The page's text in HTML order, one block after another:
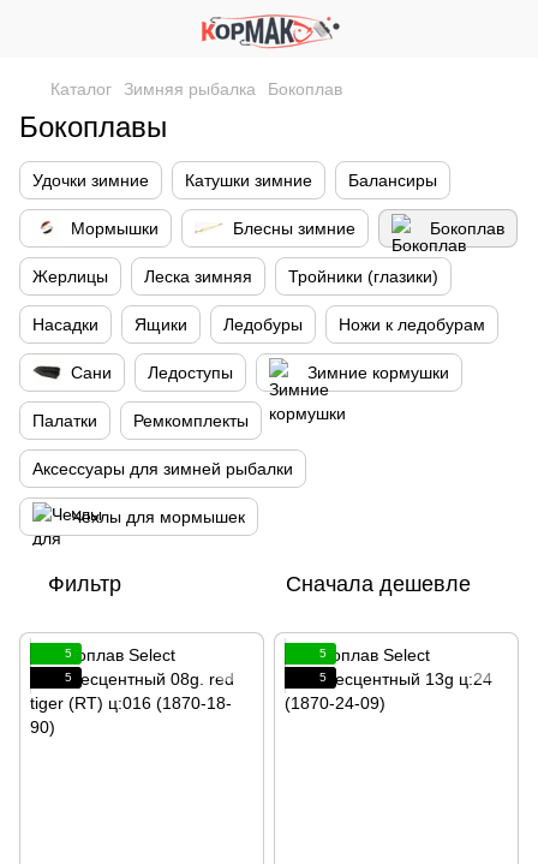
Каталог Зимняя рыбалка Бокоплав
Бокоплавы
Удочки зимние Катушки зимние Балансиры
Мормышки Блесны зимние Бокоплав
Жерлицы Леска зимняя Тройники (глазики)
Насадки Ящики Ледобуры Ножи к ледобурам
Сани Ледоступы Зимние кормушки
Палатки Ремкомплекты
Аксессуары для зимней рыбалки
Чехлы для мормышек
Фильтр Сначала дешевле
5
5
5
5